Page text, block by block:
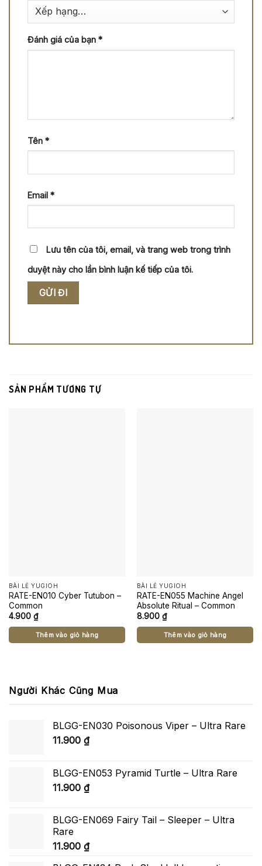
Đánh giá của bạn *
Tên *
Email *
Lưu tên của tôi, email, và trang web trong trình
duyệt này cho lần bình luận kế tiếp của tôi.
SẢN PHẨM TƯƠNG TỰ
BÀI LẺ YUGIOH
RATE-EN010 Cyber Tutubon –
Common
4.900 ₫
Thêm vào giỏ hàng
BÀI LẺ YUGIOH
RATE-EN055 Machine Angel
Absolute Ritual – Common
8.900 ₫
Thêm vào giỏ hàng
Người Khác Cũng Mua
BLGG-EN030 Poisonous Viper – Ultra Rare
11.900 ₫
BLGG-EN053 Pyramid Turtle – Ultra Rare
11.900 ₫
BLGG-EN069 Fairy Tail – Sleeper – Ultra
Rare
11.900 ₫